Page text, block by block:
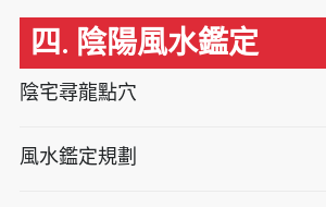
四. 陰陽風水鑑定
陰宅尋龍點穴
風水鑑定規劃